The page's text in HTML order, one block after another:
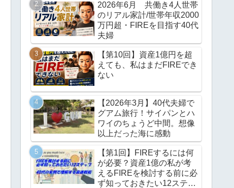
2026年6月 共働き4人世帯
のリアル家計/世帯年収2000
万円超・FIREを目指す40代
夫婦
【第10回】資産1億円を超
えても、私はまだFIREでき
ない
【2026年3月】40代夫婦で
グアム旅行！サイパンとハ
ワイのちょうど中間。想像
以上だった海に感動
【第1回】FIREするには何
が必要？資産1億の私が考
えるFIREを検討する前に必
ず知っておきたい12ステッ